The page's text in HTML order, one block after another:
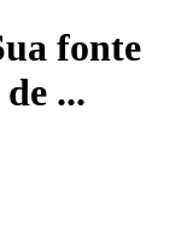
fonte
...